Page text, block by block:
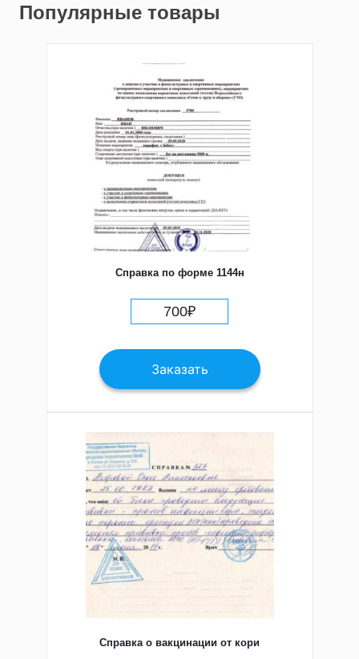
Популярные товары
Справка по форме 1144н
700₽
Заказать
Справка о вакцинации от кори